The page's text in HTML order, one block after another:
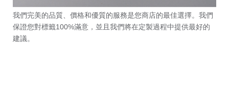
我們完美的品質、價格和優質的服務是您商店的最佳選擇。我們
保證您對標籤100%滿意，並且我們將在定製過程中提供最好的
建議。